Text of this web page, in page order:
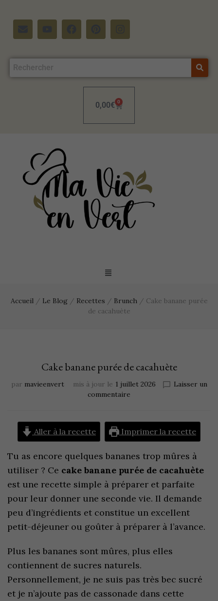
0,00€ 0
Accueil / Le Blog / Recettes / Brunch / Cake banane purée
de cacahuète
Cake banane purée de cacahuète
par mavieenvert mis à jour le 1 juillet 2026
Laisser un
commentaire
Aller à la recette Imprimer la recette
Tu as encore quelques bananes trop mûres à
utiliser ? Ce cake banane purée de cacahuète
est une recette simple à préparer et parfaite
pour leur donner une seconde vie. Il demande
peu d’ingrédients et constitue un excellent
petit-déjeuner ou goûter à préparer à l’avance.
Plus les bananes sont mûres, plus elles
contiennent de sucres naturels.
Personnellement, je ne suis pas très bec sucré
et je n’ajoute pas de cassonade dans cette